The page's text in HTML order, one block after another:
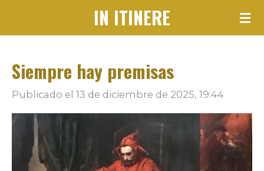
principal
IN ITINERE
Siempre hay premisas
Publicado el 13 de diciembre de 2025, 19:44